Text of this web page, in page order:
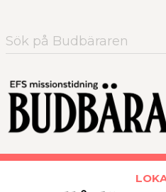
Sök
efter: